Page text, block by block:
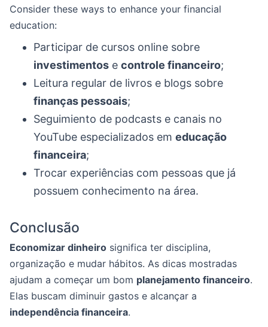
Consider these ways to enhance your financial
education:
Participar de cursos online sobre
investimentos e controle financeiro;
Leitura regular de livros e blogs sobre
finanças pessoais;
Seguimiento de podcasts e canais no
YouTube especializados em educação
financeira;
Trocar experiências com pessoas que já
possuem conhecimento na área.
Conclusão
Economizar dinheiro significa ter disciplina,
organização e mudar hábitos. As dicas mostradas
ajudam a começar um bom planejamento financeiro.
Elas buscam diminuir gastos e alcançar a
independência financeira.